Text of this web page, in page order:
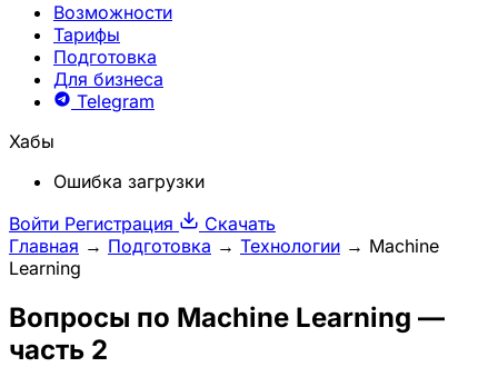
Возможности
Тарифы
Подготовка
Для бизнеса
Telegram
Хабы
Ошибка загрузки
Войти Регистрация
Скачать
Главная → Подготовка → Технологии → Machine
Learning
Вопросы по Machine Learning —
часть 2